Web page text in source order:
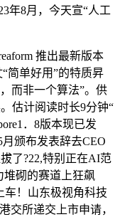
年8月，今天宣“人工
推出最新版本
“简单好用”的特质昇
而非一个算法”。供
估计阅读时长9分钟“
．8版本现已发
颁布发表辞去CEO
了?22,特别正在AI范
堆砌的赛道上狂飙
车！山东极视角科技
交所递交上市申请，